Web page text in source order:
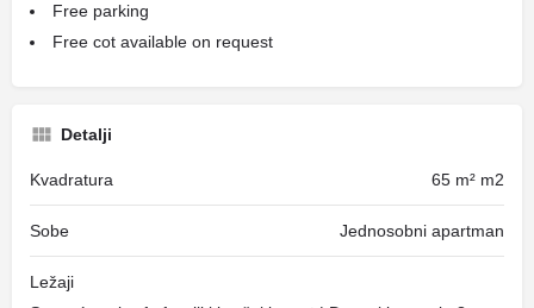
Free parking
Free cot available on request
Detalji
Kvadratura 65 m² m2
Sobe Jednosobni apartman
Ležaji